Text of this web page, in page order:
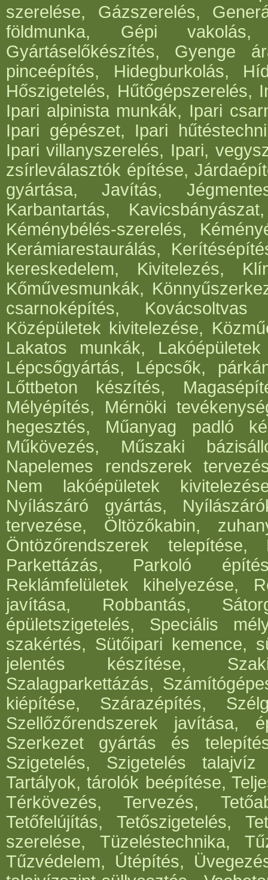
szerelése, Gázszerelés,
földmunka, Gépi vakolás,
Gyártáselőkészítés, Gyenge
pinceépítés, Hidegburkolás,
Hőszigetelés, Hűtőgépszerelés,
Ipari alpinista munkák, Ipari
Ipari gépészet, Ipari
Ipari villanyszerelés, Ipari,
zsírleválasztók építése,
gyártása, Javítás,
Karbantartás,
Kéménybélés-szerelés,
Kerámiarestaurálás,
kereskedelem, Kivitelezés,
Kőművesmunkák,
csarnoképítés,
Középületek kivitelezése,
Lakatos munkák,
Lépcsőgyártás, Lépcsők,
Lőttbeton készítés,
Mélyépítés, Mérnöki
hegesztés, Műanyag padló
Műkövezés, Műszaki
Napelemes rendszerek
Nem lakóépületek
Nyílászáró gyártás,
tervezése, Öltözőkabin,
Öntözőrendszerek
Parkettázás, Parkoló
Reklámfelületek kihelyezése,
javítása, Robbantás,
épületszigetelés, Speciális
szakértés, Sütőipari kemence,
jelentés készítése,
Szalagparkettázás,
kiépítése, Szárazépítés,
Szellőzőrendszerek javítása,
Szerkezet gyártás és
Szigetelés, Szigetelés
Tartályok, tárolók beépítése,
Térkövezés, Tervezés,
Tetőfelújítás, Tetőszigetelés,
szerelése, Tüzeléstechnika,
Tűzvédelem, Útépítés,